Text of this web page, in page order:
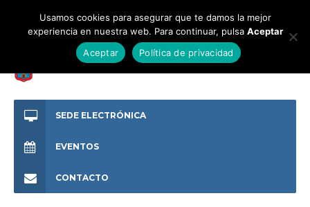
SEDE ELECTRÓNICA
EVENTOS
CONTACTO
Usamos cookies para asegurar que te damos la mejor
experiencia en nuestra web. Para continuar, pulsa Aceptar
Aceptar
Política de privacidad